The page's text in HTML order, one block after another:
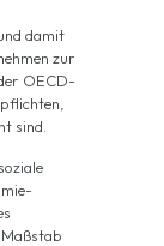
damit
zur
OECD-
sind.
Maßstab